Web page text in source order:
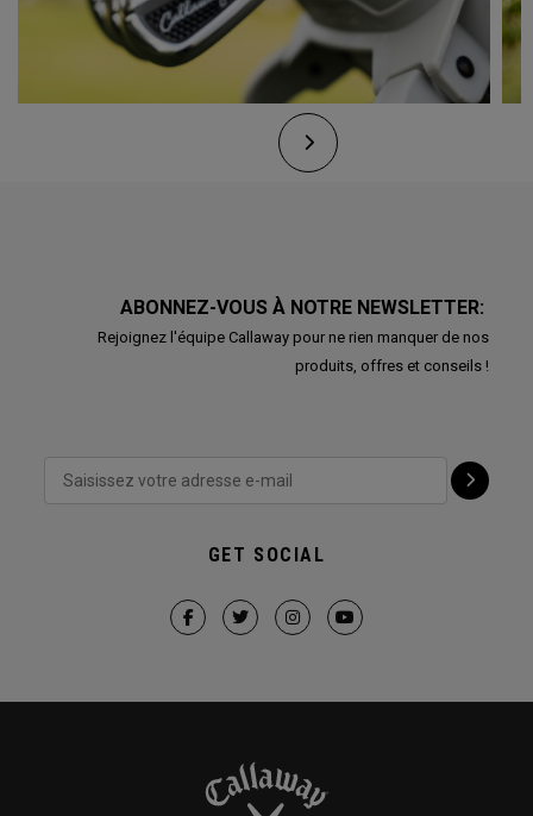
ABONNEZ-VOUS À NOTRE NEWSLETTER:
Rejoignez l'équipe Callaway pour ne rien manquer de nos
produits, offres et conseils !
GET SOCIAL